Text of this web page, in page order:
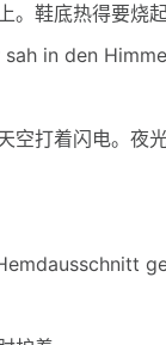
鞋底热得要烧起
in den
打着闪电。夜光